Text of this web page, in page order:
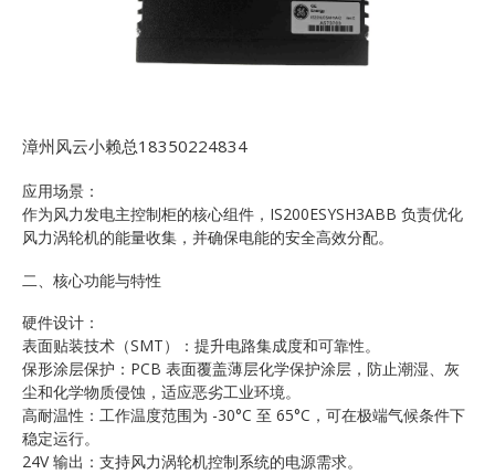
漳州风云小赖总18350224834
应用场景：
作为风力发电主控制柜的核心组件，IS200ESYSH3ABB 负责优化
风力涡轮机的能量收集，并确保电能的安全高效分配。
二、核心功能与特性
硬件设计：
表面贴装技术（SMT）：提升电路集成度和可靠性。
保形涂层保护：PCB 表面覆盖薄层化学保护涂层，防止潮湿、灰
尘和化学物质侵蚀，适应恶劣工业环境。
高耐温性：工作温度范围为 -30°C 至 65°C，可在极端气候条件下
稳定运行。
24V 输出：支持风力涡轮机控制系统的电源需求。